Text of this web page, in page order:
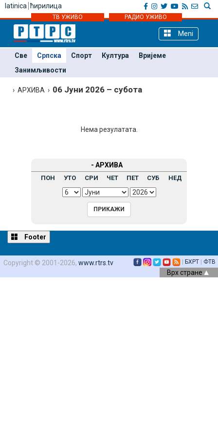
latinica ћирилица
ТВ УЖИВО РАДИО УЖИВО
Meni
Све Српска Спорт Култура
Вријеме
Занимљивости
› АРХИВА › 06 Јуни 2026 – субота
Нема резулатата.
- АРХИВА
ПОН УТО СРИ ЧЕТ ПЕТ СУБ НЕД
Footer
Copyright © 2001-2026, www.rtrs.tv БХРТ ФТВ
Врх стране